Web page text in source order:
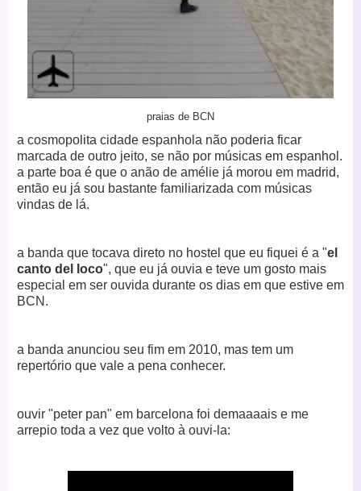
praias de BCN
a cosmopolita cidade espanhola não poderia ficar
marcada de outro jeito, se não por músicas em espanhol.
a parte boa é que o anão de amélie já morou em madrid,
então eu já sou bastante familiarizada com músicas
vindas de lá.
a banda que tocava direto no hostel que eu fiquei é a "el
canto del loco", que eu já ouvia e teve um gosto mais
especial em ser ouvida durante os dias em que estive em
BCN.
a banda anunciou seu fim em 2010, mas tem um
repertório que vale a pena conhecer.
ouvir "peter pan" em barcelona foi demaaaais e me
arrepio toda a vez que volto à ouvi-la: